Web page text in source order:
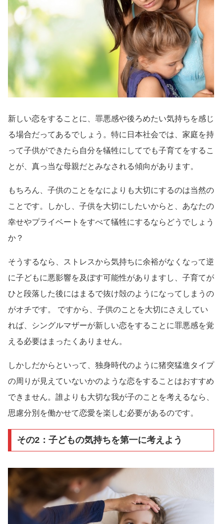
新しい恋をすることに、罪悪感や後ろめたい気持ちを感じ
る場合だってあるでしょう。特に日本社会では、家庭を持
って子供ができたら自分を犠牲にしてでも子育てをするこ
とが、真っ当な母親だとみなされる傾向があります。
もちろん、子供のことをなによりも大切にするのは当然の
ことです。しかし、子供を大切にしたいからと、あなたの
幸せやプライベートをすべて犠牲にするならどうでしょう
か？
そうするなら、ストレスから気持ちに余裕がなくなって逆
に子どもに悪影響を及ぼす可能性がありますし、子育てが
ひと段落した後にはまるで抜け殻のようになってしまうの
がオチです。 ですから、子供のことを大切にさえしてい
れば、シングルマザーが新しい恋をすることに罪悪感を覚
える必要はまったくありません。
しかしだからといって、独身時代のように猪突猛進タイプ
の周りが見えていないかのような恋をすることはおすすめ
できません。誰よりも大切な我が子のことを考えるなら、
思慮分別を働かせて恋愛を楽しむ必要があるのです。
その2：子どもの気持ちを第一に考えよう